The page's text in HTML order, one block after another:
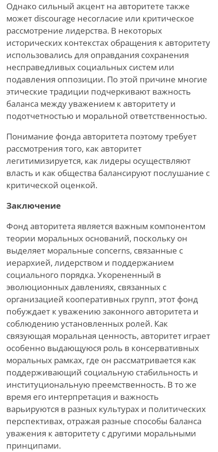
Однако сильный акцент на авторитете также
может discourage несогласие или критическое
рассмотрение лидерства. В некоторых
исторических контекстах обращения к авторитету
использовались для оправдания сохранения
несправедливых социальных систем или
подавления оппозиции. По этой причине многие
этические традиции подчеркивают важность
баланса между уважением к авторитету и
подотчетностью и моральной ответственностью.
Понимание фонда авторитета поэтому требует
рассмотрения того, как авторитет
легитимизируется, как лидеры осуществляют
власть и как общества балансируют послушание с
критической оценкой.
Заключение
Фонд авторитета является важным компонентом
теории моральных оснований, поскольку он
выделяет моральные concerns, связанные с
иерархией, лидерством и поддержанием
социального порядка. Укорененный в
эволюционных давлениях, связанных с
организацией кооперативных групп, этот фонд
побуждает к уважению законного авторитета и
соблюдению установленных ролей. Как
связующая моральная ценность, авторитет играет
особенно выдающуюся роль в консервативных
моральных рамках, где он рассматривается как
поддерживающий социальную стабильность и
институциональную преемственность. В то же
время его интерпретация и важность
варьируются в разных культурах и политических
перспективах, отражая разные способы баланса
уважения к авторитету с другими моральными
принципами.